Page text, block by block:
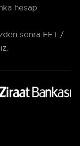
hesap
sonra EFT /